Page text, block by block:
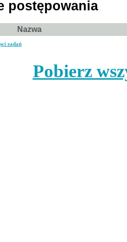
postępowania
Nazwa
zadań
Pobierz